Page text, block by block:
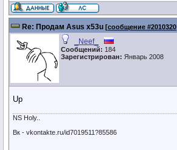
Re: Продам Asus x53u [сообщение #2010320
_Neef_
Сообщений: 184
Зарегистрирован: Январь 2008
Up
NS Holy..
Вк - vkontakte.ru/id7019511?85586